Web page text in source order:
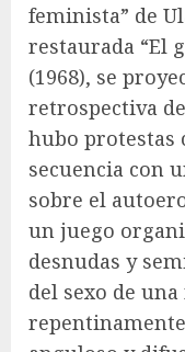
feminista” de
restaurada “El
(1968), se
retrospectiva
hubo protestas
secuencia con
sobre el
un juego
desnudas y
del sexo de